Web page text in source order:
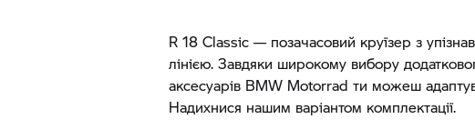
R 18 Classic — позачасовий круїзер з
лінією. Завдяки широкому вибору
аксесуарів BMW Motorrad ти можеш
Надихнися нашим варіантом комплектації.